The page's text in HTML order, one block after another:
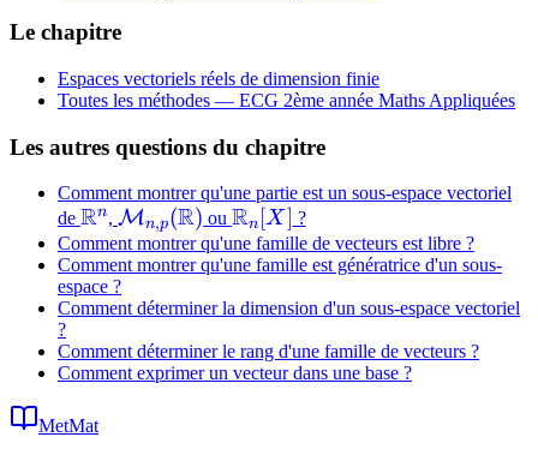
Le chapitre
Espaces vectoriels réels de dimension finie
Toutes les méthodes — ECG 2ème année Maths Appliquées
Les autres questions du chapitre
Comment montrer qu'une partie est un sous-espace vectoriel
de \mathbb{R}^n
Rn, \mathcal{M}_{n,p}
(\mathbb{R})
Mn,p(R) ou \mathbb{R}_n[X]
Rn [X ] ?
Comment montrer qu'une famille de vecteurs est libre ?
Comment montrer qu'une famille est génératrice d'un sous-
espace ?
Comment déterminer la dimension d'un sous-espace vectoriel
?
Comment déterminer le rang d'une famille de vecteurs ?
Comment exprimer un vecteur dans une base ?
MetMat